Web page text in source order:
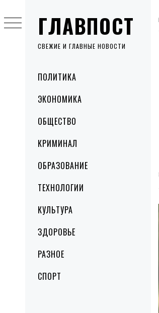
ГЛАВПОСТ
СВЕЖИЕ И ГЛАВНЫЕ НОВОСТИ
MenuПОЛИТИКА
ЭКОНОМИКА
ОБЩЕСТВО
КРИМИНАЛ
ОБРАЗОВАНИЕ
ТЕХНОЛОГИИ
КУЛЬТУРА
ЗДОРОВЬЕ
РАЗНОЕ
СПОРТ
to
content